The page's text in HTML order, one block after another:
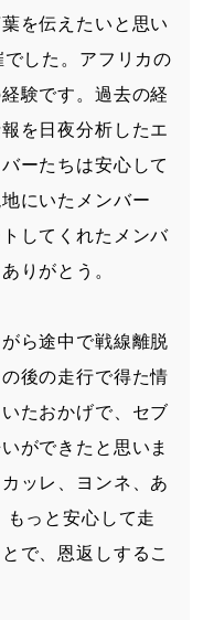
を伝えたいと思い
した。アフリカの
験です。過去の経
を日夜分析したエ
ーたちは安心して
にいたメンバー
してくれたメンバ
りがとう。
ら途中で戦線離脱
後の走行で得た情
たおかげで、セブ
ができたと思いま
ッレ、ヨンネ、あ
もっと安心して走
で、恩返しするこ